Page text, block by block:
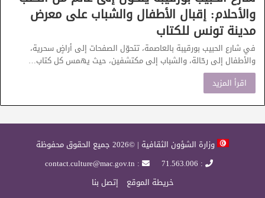
والأحلام: إقبال الأطفال والشباب على معرض
مدينة تونس للكتاب
في شارع الحبيب بورقيبة بالعاصمة، تتحوّل الصفحات إلى أراضٍ سحرية،
والأطفال إلى رحّالة، والشباب إلى مكتشفين، حيث يهمس كل كتاب…
اقرأ المزيد
وزارة الشؤون الثقافية | ©2026 جميع الحقوق محفوظة
: 71.563.006
: contact.culture@mac.gov.tn
خريطة الموقع
إتصل بنا